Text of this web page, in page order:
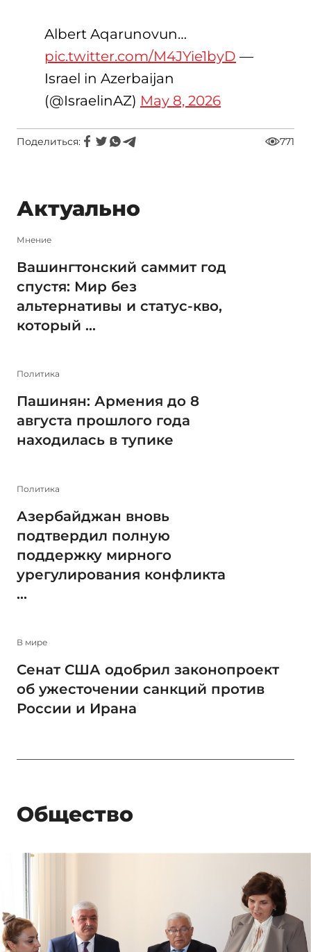
Albert Aqarunovun…
pic.twitter.com/M4JYie1byD —
Israel in Azerbaijan
(@IsraelinAZ) May 8, 2026
Поделиться: 771
Актуально
Мнение
Вашингтонский саммит год
спустя: Мир без
альтернативы и статус-кво,
который ...
Политика
Пашинян: Армения до 8
августа прошлого года
находилась в тупике
Политика
Азербайджан вновь
подтвердил полную
поддержку мирного
урегулирования конфликта
...
В мире
Сенат США одобрил законопроект
об ужесточении санкций против
России и Ирана
Общество